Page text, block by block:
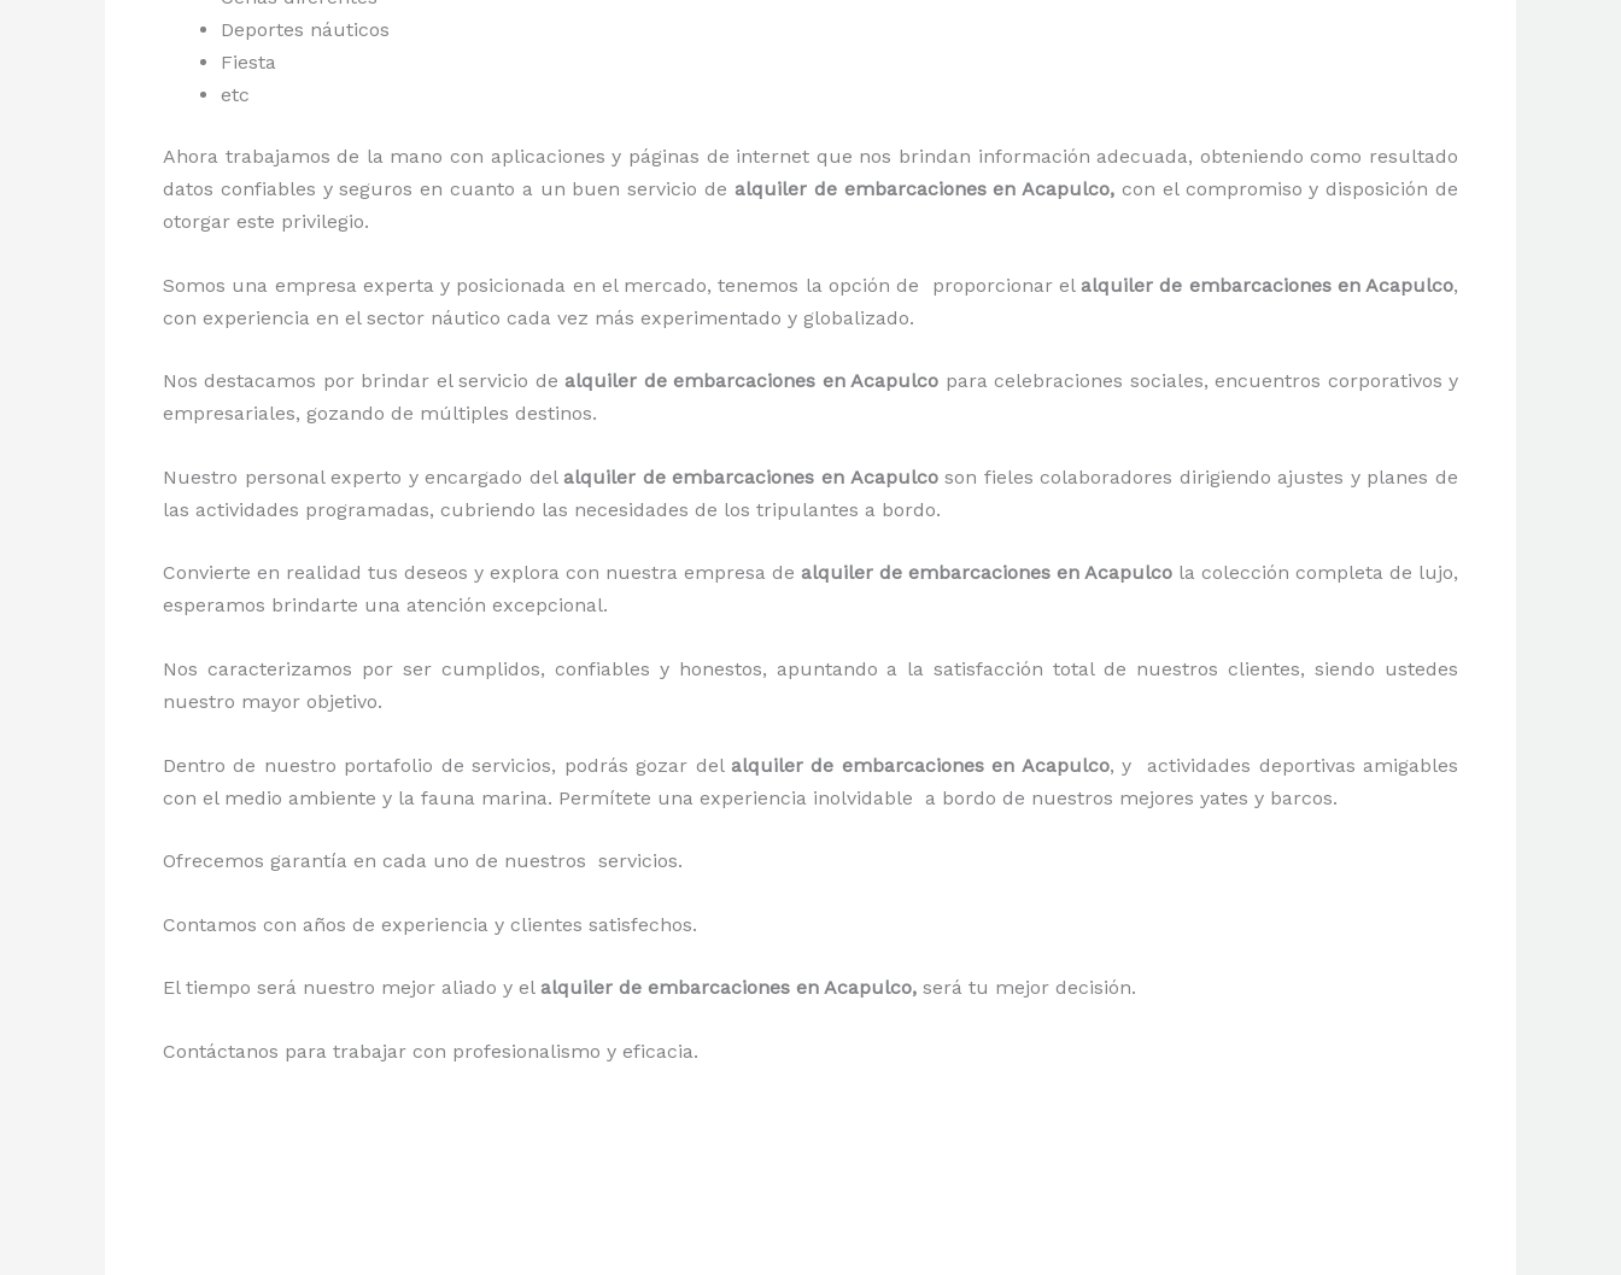
Deportes náuticos
Fiesta
etc
Ahora trabajamos de la mano con aplicaciones y páginas de internet que nos brindan información adecuada, obteniendo como resultado
datos confiables y seguros en cuanto a un buen servicio de alquiler de embarcaciones en Acapulco, con el compromiso y disposición de
otorgar este privilegio.
Somos una empresa experta y posicionada en el mercado, tenemos la opción de proporcionar el alquiler de embarcaciones en Acapulco,
con experiencia en el sector náutico cada vez más experimentado y globalizado.
Nos destacamos por brindar el servicio dealquiler de embarcaciones en Acapulco para celebraciones sociales, encuentros corporativos y
empresariales, gozando de múltiples destinos.
Nuestro personal experto y encargado delalquiler de embarcaciones en Acapulcoson fieles colaboradores dirigiendo ajustes y planes de
las actividades programadas, cubriendo las necesidades de los tripulantes a bordo.
Convierte en realidad tus deseos y explora con nuestra empresa de alquiler de embarcaciones en Acapulco la colección completa de lujo,
esperamos brindarte una atención excepcional.
Nos caracterizamos por ser cumplidos, confiables y honestos, apuntando a la satisfacción total de nuestros clientes, siendo ustedes
nuestro mayor objetivo.
Dentro de nuestro portafolio de servicios, podrás gozar del alquiler de embarcaciones en Acapulco, y actividades deportivas amigables
con el medio ambiente y la fauna marina. Permítete una experiencia inolvidable a bordo de nuestros mejores yates y barcos.
Ofrecemos garantía en cada uno de nuestros servicios.
Contamos con años de experiencia y clientes satisfechos.
El tiempo será nuestro mejor aliado y el alquiler de embarcaciones en Acapulco, será tu mejor decisión.
Contáctanos para trabajar con profesionalismo y eficacia.